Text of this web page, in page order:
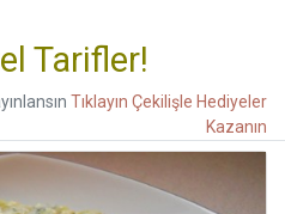
Tarifler!
Tıklayın Çekilişle Hediyeler
Kazanın